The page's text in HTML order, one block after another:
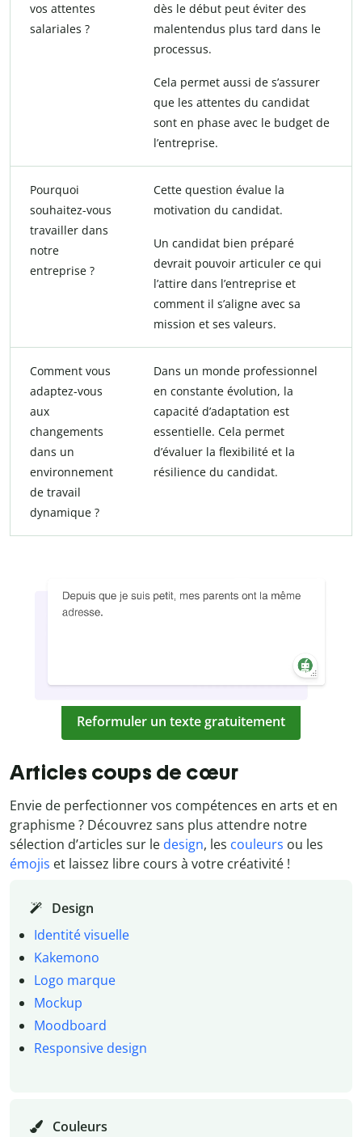
vos attentes
salariales ?
dès le début peut éviter des
malentendus plus tard dans le
processus.
Cela permet aussi de s’assurer
que les attentes du candidat
sont en phase avec le budget de
l’entreprise.
Pourquoi
souhaitez-vous
travailler dans
notre
entreprise ?
Cette question évalue la
motivation du candidat.
Un candidat bien préparé
devrait pouvoir articuler ce qui
l’attire dans l’entreprise et
comment il s’aligne avec sa
mission et ses valeurs.
Comment vous
adaptez-vous
aux
changements
dans un
environnement
de travail
dynamique ?
Dans un monde professionnel
en constante évolution, la
capacité d’adaptation est
essentielle. Cela permet
d’évaluer la flexibilité et la
résilience du candidat.
Reformuler un texte gratuitement
Articles coups de cœur
Envie de perfectionner vos compétences en arts et en
graphisme ? Découvrez sans plus attendre notre
sélection d’articles sur le design, les couleurs ou les
émojis et laissez libre cours à votre créativité !
Design
Identité visuelle
Kakemono
Logo marque
Mockup
Moodboard
Responsive design
Couleurs